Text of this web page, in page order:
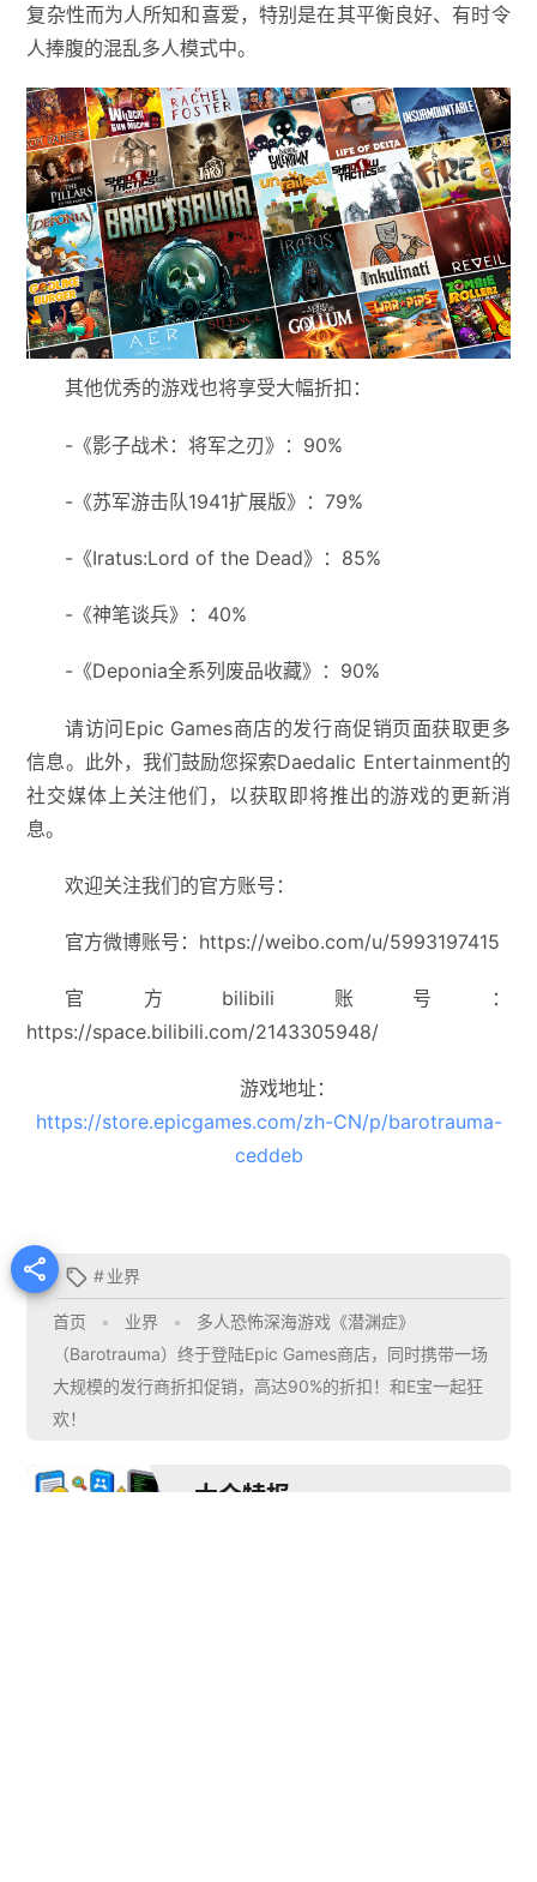
复杂性而为人所知和喜爱，特别是在其平衡良好、有时令
人捧腹的混乱多人模式中。
其他优秀的游戏也将享受大幅折扣：
-《影子战术：将军之刃》：90%
-《苏军游击队1941扩展版》：79%
-《Iratus:Lord of the Dead》：85%
-《神笔谈兵》：40%
-《Deponia全系列废品收藏》：90%
请访问Epic Games商店的发行商促销页面获取更多
信息。此外，我们鼓励您探索Daedalic Entertainment的
社交媒体上关注他们，以获取即将推出的游戏的更新消
息。
欢迎关注我们的官方账号：
官方微博账号：https://weibo.com/u/5993197415
官方bilibili账号：
https://space.bilibili.com/2143305948/
游戏地址：
https://store.epicgames.com/zh-CN/p/barotrauma-
ceddeb
  #业界
首页 • 业界 •
多人恐怖深海游戏《潜渊症》
（Barotrauma）终于登陆Epic Games商店，同时携带一场
大规模的发行商折扣促销，高达90%的折扣！和E宝一起狂
欢！
大众特报